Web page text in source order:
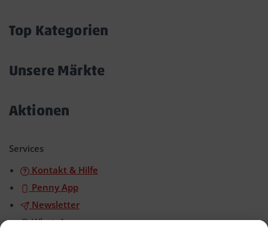
Top Kategorien
Unsere Märkte
Aktionen
Services
Kontakt & Hilfe
Penny App
Newsletter
WhatsApp